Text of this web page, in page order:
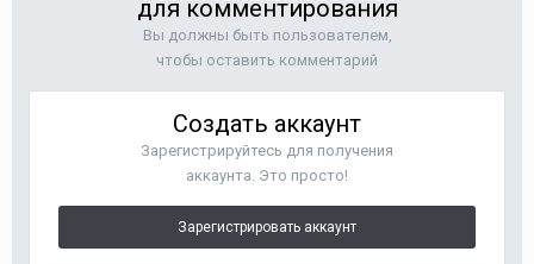
для комментирования
Вы должны быть пользователем,
чтобы оставить комментарий
Создать аккаунт
Зарегистрируйтесь для получения
аккаунта. Это просто!
Зарегистрировать аккаунт